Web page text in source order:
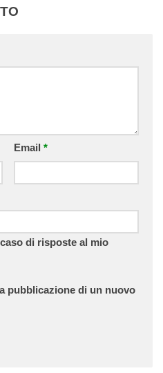
Email *
di risposte al mio
pubblicazione di un nuovo